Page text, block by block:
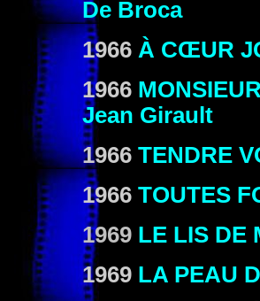
De Broca
1966 À CŒUR
1966
Jean Girault
1966 TENDRE
1966 TOUTES
1969 LE LIS DE
1969 LA PEAU